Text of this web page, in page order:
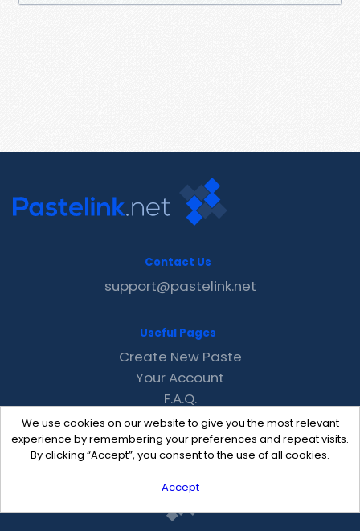
We use cookies on our website to give you the most relevant
experience by remembering your preferences and repeat visits.
By clicking “Accept”, you consent to the use of all cookies.
Accept
Contact Us
support@pastelink.net
Useful Pages
Create New Paste
Your Account
F.A.Q.
Recent
Contact